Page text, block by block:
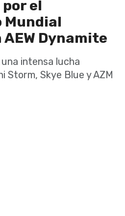
el
Mundial
Dynamite
intensa lucha
Storm, Skye Blue y AZM